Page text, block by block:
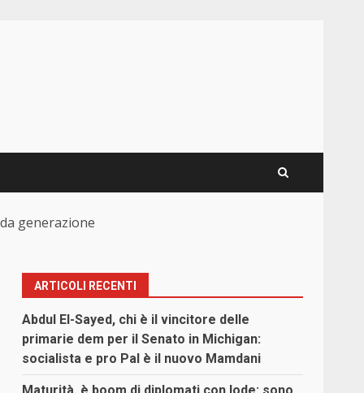
generazione
ARTICOLI RECENTI
Abdul El-Sayed, chi è il vincitore delle
primarie dem per il Senato in Michigan:
socialista e pro Pal è il nuovo Mamdani